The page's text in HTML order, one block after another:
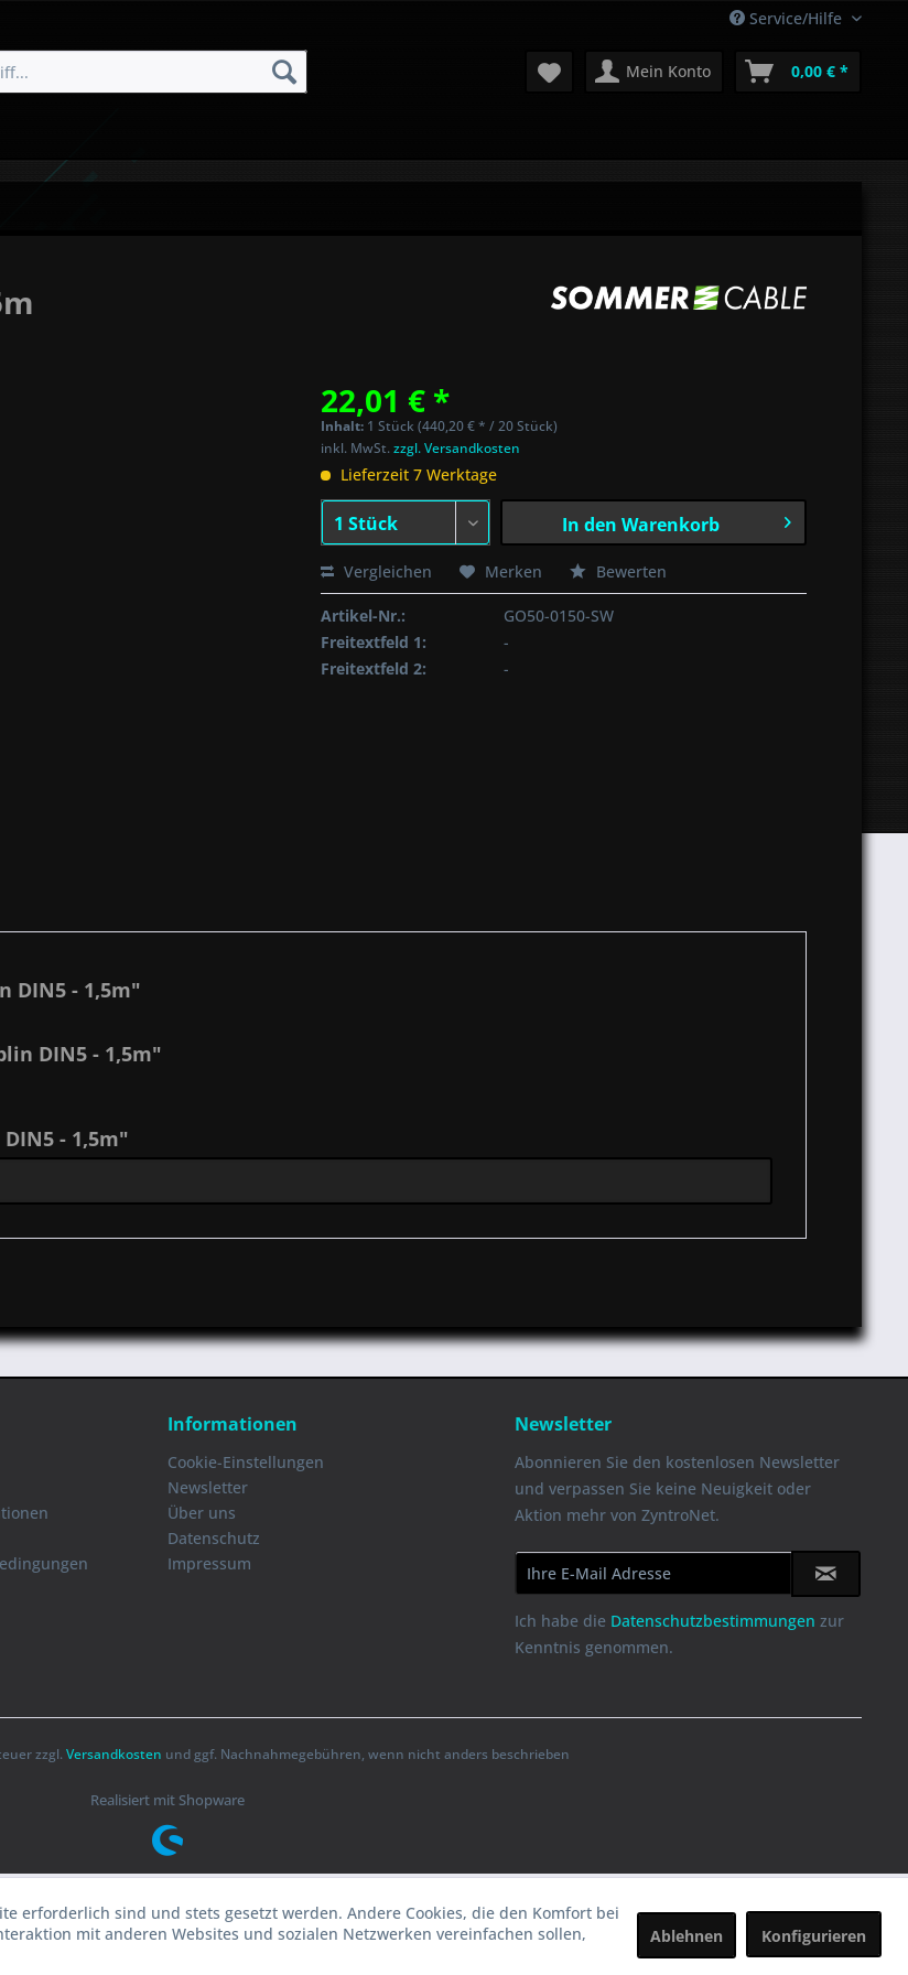
Service/Hilfe
Mein Konto 0,00 € *
22,01 € *
Inhalt: 1 Stück (440,20 € * / 20 Stück)
inkl. MwSt.zzgl. Versandkosten
Lieferzeit 7 Werktage
In den Warenkorb
Vergleichen Merken Bewerten
Artikel-Nr.:
GO50-0150-SW
Freitextfeld 1:
-
Freitextfeld 2:
-
DIN5 - 1,5m"
DIN5 - 1,5m"
- 1,5m"
Informationen
Cookie-Einstellungen
Newsletter
Über uns
Datenschutz
Impressum
Newsletter
Abonnieren Sie den kostenlosen Newsletter
und verpassen Sie keine Neuigkeit oder
Aktion mehr von ZyntroNet.
Ich habe die Datenschutzbestimmungen zur
Kenntnis genommen.
zzgl. Versandkosten und ggf. Nachnahmegebühren, wenn nicht anders beschrieben
Realisiert mit Shopware
erforderlich sind und stets gesetzt werden. Andere Cookies, die den Komfort bei
mit anderen Websites und sozialen Netzwerken vereinfachen sollen,
Ablehnen Konfigurieren